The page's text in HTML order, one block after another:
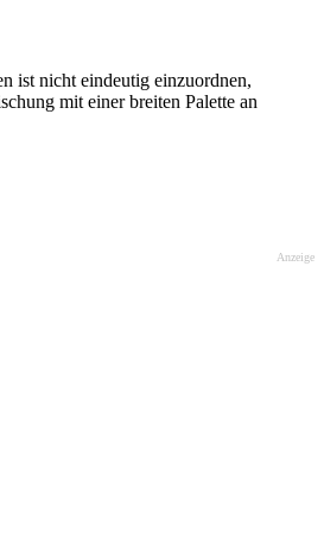
ist nicht eindeutig einzuordnen,
mit einer breiten Palette an
Anzeige